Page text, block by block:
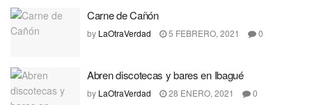
Carne de Cañón
by LaOtraVerdad 5 FEBRERO, 2021 0
Abren discotecas y bares en Ibagué
by LaOtraVerdad 28 ENERO, 2021 0